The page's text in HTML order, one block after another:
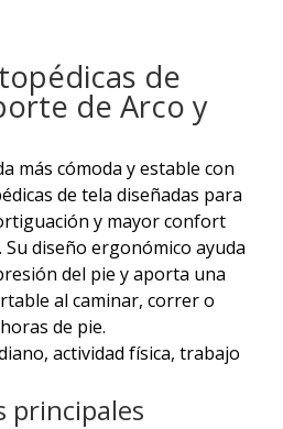
de
de Arco y
más cómoda y estable con
de tela diseñadas para
y mayor confort
diseño ergonómico ayuda
del pie y aporta una
al caminar, correr o
de pie.
actividad física, trabajo
principales